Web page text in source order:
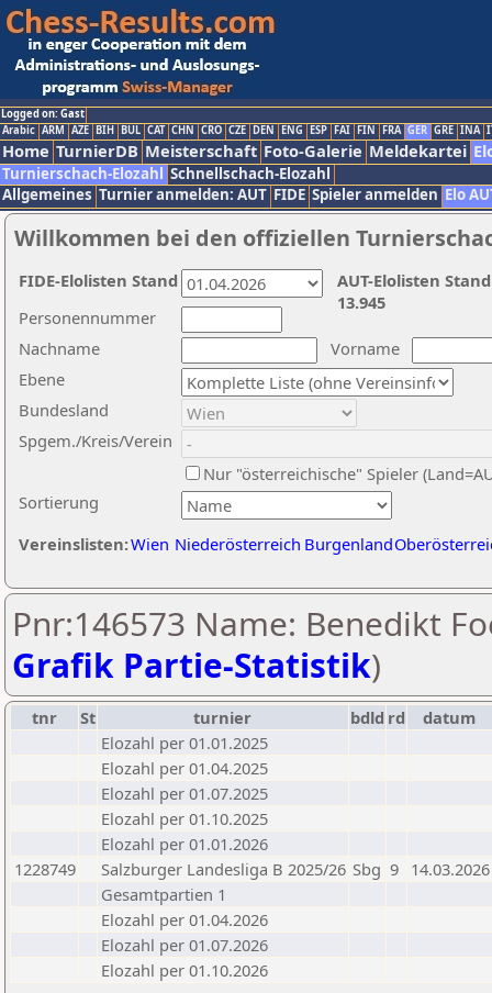
Logged on: Gast
Arabic ARM AZE BIH BUL CAT CHN CRO CZE DEN ENG ESP FAI FIN FRA GER GRE INA
Home TurnierDB Meisterschaft Foto-Galerie Meldekartei
Turnierschach-Elozahl Schnellschach-Elozahl
Allgemeines Turnier anmelden: AUT FIDE Spieler anmelden Elo
Willkommen bei den offiziellen
Nachname
Vorname
Ebene
Sortierung
Personennummer
Bundesland
Spgem./Kreis/Verein
Nur "österreichische" Spieler
Vereinslisten:Wien Niederösterreich Burgenland
AUT-Elolisten
13.945
FIDE-Elolisten Stand
Pnr:146573 Name: Benedikt
Grafik Partie-Statistik)
tnr St turnier bdld rd
datum
Elozahl per 01.01.2025
Elozahl per 01.04.2025
Elozahl per 01.07.2025
Elozahl per 01.10.2025
Elozahl per 01.01.2026
1228749
Salzburger Landesliga B 2025/26 Sbg 9 14.03.2026
Gesamtpartien 1
Elozahl per 01.04.2026
Elozahl per 01.07.2026
Elozahl per 01.10.2026